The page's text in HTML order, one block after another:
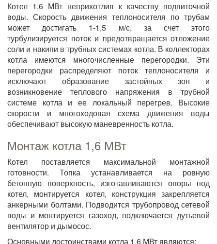
Котел 1,6 МВт неприхотлив к качеству подпиточной
воды. Скорость движения теплоносителя по трубам
может достигать 1-1,5 м/с, за счет этого
турбулизируется поток и предотвращается отложение
соли и накипи в трубных системах котла. В коллекторах
котла имеются многочисленные перегородки. Эти
перегородки распределяют поток теплоносителя и
исключают образование застойных зон и
возникновение теплового напряжения в трубной
системе котла и ее локальный перегрев. Высокие
скорости и многоходовая схема движения воды
обеспечивают высокую маневренность котла.
Монтаж котла 1,6 МВт
Котел поставляется максимальной монтажной
готовности. Топка устанавливается на ровную
бетонную поверхность, изготавливаются опоры под
котел, монтируется котел, конструкция закрепляется
анкерными болтами. Подводится трубопровод сетевой
воды и монтируется газоход, подключается дутьевой
вентилятор и дымосос.
Основными достоинствами котла 1,6 МВт являются: